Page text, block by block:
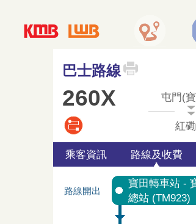
巴士路線
260X 屯門(
紅
乘客資訊 路線及收費
路線開出
寶田轉車站 -
總站 (TM923)